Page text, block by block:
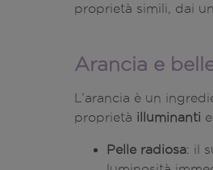
proprietà simili, dai
Arancia e
L’arancia è un
proprietà illuminanti e
Pelle radiosa: il